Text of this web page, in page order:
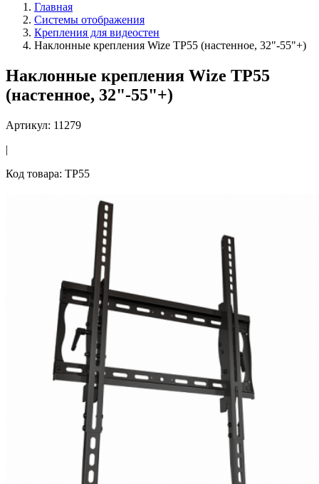
Главная
Системы отображения
Крепления для видеостен
Наклонные крепления Wize TP55 (настенное, 32"-55"+)
Наклонные крепления Wize TP55
(настенное, 32"-55"+)
Артикул: 11279
|
Код товара: TP55